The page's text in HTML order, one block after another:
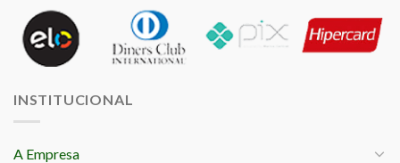
INSTITUCIONAL
A Empresa